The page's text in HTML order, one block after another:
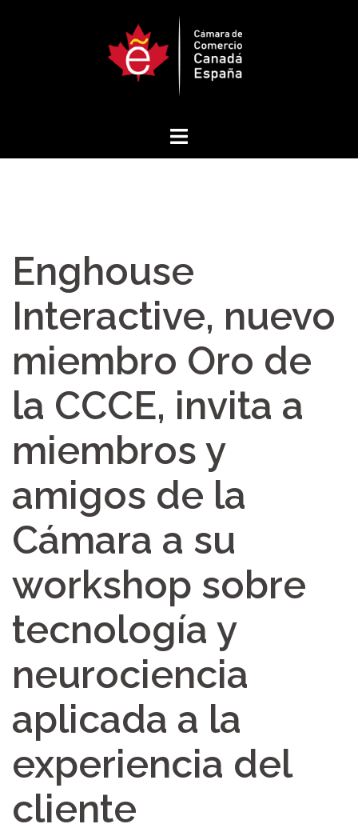
Enghouse
Interactive, nuevo
miembro Oro de
la CCCE, invita a
miembros y
amigos de la
Cámara a su
workshop sobre
tecnología y
neurociencia
aplicada a la
experiencia del
cliente